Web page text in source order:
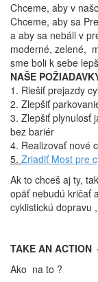
Chceme, aby v
Chceme, aby sa
a aby sa nebáli v
moderné, zelené,
sme boli k sebe
NAŠE
1. Riešiť prejazdy
2. Zlepšiť
3. Zlepšiť plynulosť
bez bariér
4. Realizovať nové
5. Zriadiť Most pre
Ak to chceš aj ty,
opäť nebudú kričať
cyklistickú dopravu
TAKE AN
Ako na to ?